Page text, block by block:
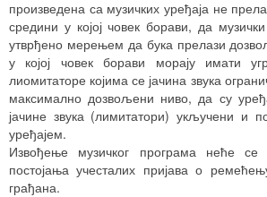
произведена са музичких уређаја не
средини у којој човек борави, да музички
утврђено мерењем да бука прелази
у којој човек борави морају имати
лиомитаторе којима се јачина звука
максимално дозвољени ниво, да су
јачине звука (лимитатори) укључени и
уређајем.
Извођење музичког програма неће се
постојања учесталих пријава о
грађана.